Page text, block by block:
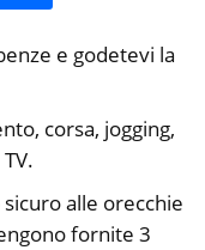
e godetevi la
corsa, jogging,
alle orecchie
fornite 3